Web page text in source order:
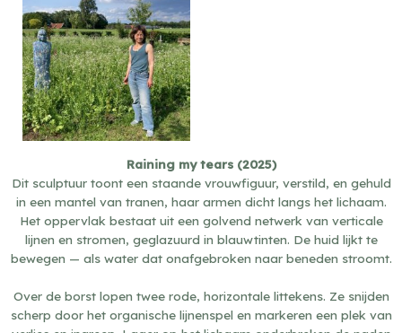
Sensitive niple, 2022
Raining my tears (2025)
Dit sculptuur toont een staande vrouwfiguur, verstild, en gehuld
in een mantel van tranen, haar armen dicht langs het lichaam.
Het oppervlak bestaat uit een golvend netwerk van verticale
lijnen en stromen, geglazuurd in blauwtinten. De huid lijkt te
bewegen — als water dat onafgebroken naar beneden stroomt.
Over de borst lopen twee rode, horizontale littekens. Ze snijden
scherp door het organische lijnenspel en markeren een plek van